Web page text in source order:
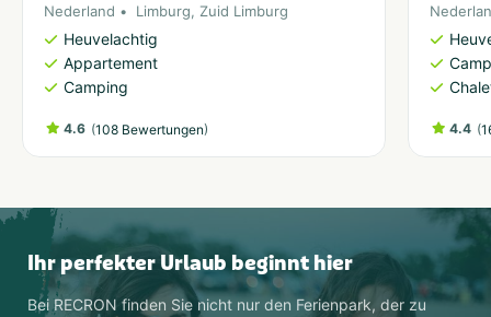
Nederland Limburg, Zuid Limburg
Heuvelachtig
Appartement
Camping
4.6 (108 Bewertungen) 4.4 (
Ihr perfekter Urlaub beginnt hier
Bei RECRON finden Sie nicht nur den Ferienpark, der zu